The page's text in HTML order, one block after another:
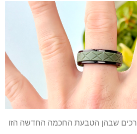
אורה – 5 דרכים שבהן הטבעת החכמה החדשה הזו